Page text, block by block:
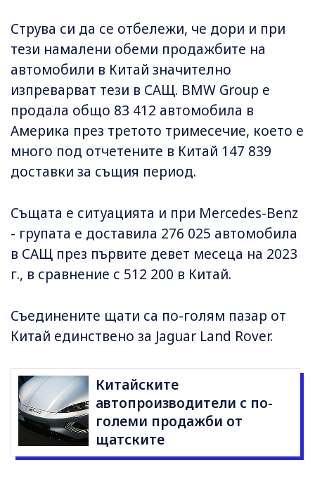
Струва си да се отбележи, че дори и при
тези намалени обеми продажбите на
автомобили в Китай значително
изпреварват тези в САЩ. BMW Group е
продала общо 83 412 автомобила в
Америка през третото тримесечие, което е
много под отчетените в Китай 147 839
доставки за същия период.
Същата е ситуацията и при Mercedes-Benz
- групата е доставила 276 025 автомобила
в САЩ през първите девет месеца на 2023
г., в сравнение с 512 200 в Китай.
Съединените щати са по-голям пазар от
Китай единствено за Jaguar Land Rover.
Китайските
автопроизводители с по-
големи продажби от
щатските